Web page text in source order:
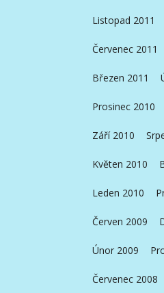
Listopad 2011
Červenec 2011
Březen 2011
Prosinec 2010
Září 2010
Květen 2010
Leden 2010
Červen 2009
Únor 2009
Červenec 2008